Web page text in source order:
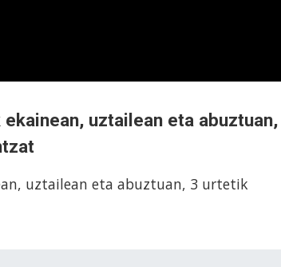
uztailean eta
uztailean eta abuztuan, 3 urtetik